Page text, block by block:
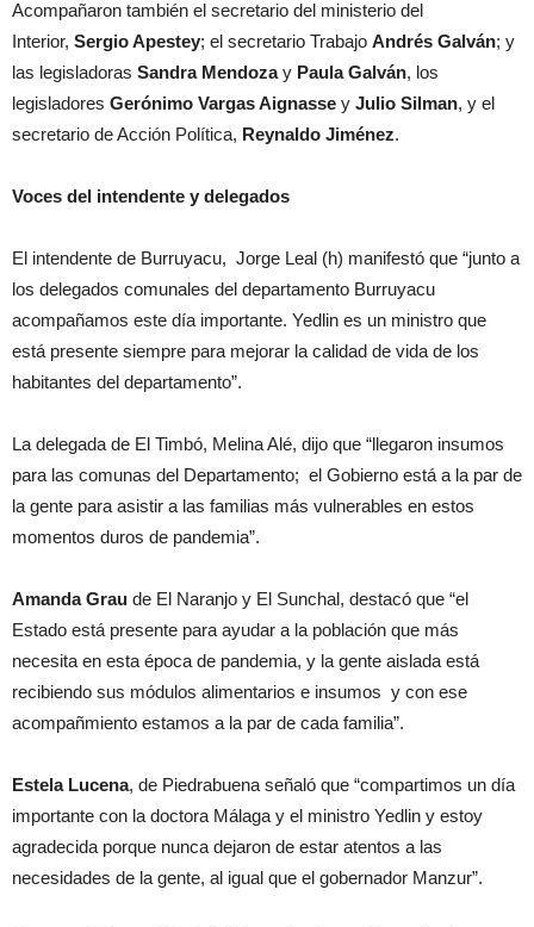
Acompañaron también el secretario del ministerio del
Interior, Sergio Apestey; el secretario Trabajo Andrés Galván; y
las legisladoras Sandra Mendozay Paula Galván, los
legisladores Gerónimo Vargas Aignasse y Julio Silman, y el
secretario de Acción Política, Reynaldo Jiménez.
Voces del intendente y delegados
El intendente de Burruyacu, Jorge Leal (h) manifestó que “junto a
los delegados comunales del departamento Burruyacu
acompañamos este día importante. Yedlin es un ministro que
está presente siempre para mejorar la calidad de vida de los
habitantes del departamento”.
La delegada de El Timbó, Melina Alé, dijo que “llegaron insumos
para las comunas del Departamento; el Gobierno está a la par de
la gente para asistir a las familias más vulnerables en estos
momentos duros de pandemia”.
Amanda Grau de El Naranjo y El Sunchal, destacó que “el
Estado está presente para ayudar a la población que más
necesita en esta época de pandemia, y la gente aislada está
recibiendo sus módulos alimentarios e insumos y con ese
acompañmiento estamos a la par de cada familia”.
Estela Lucena, de Piedrabuena señaló que “compartimos un día
importante con la doctora Málaga y el ministro Yedlin y estoy
agradecida porque nunca dejaron de estar atentos a las
necesidades de la gente, al igual que el gobernador Manzur”.